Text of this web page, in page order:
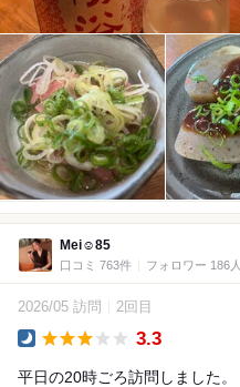
Mei☺︎85
口コミ 763件 フォロワー 186人
2026/05 訪問 2回目
3.3
平日の20時ごろ訪問しました。